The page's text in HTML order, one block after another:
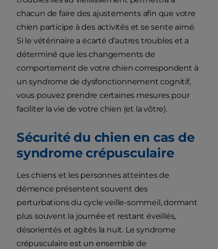
chacun de faire des ajustements afin que votre
chien participe à des activités et se sente aimé.
Si le vétérinaire a écarté d’autres troubles et a
déterminé que les changements de
comportement de votre chien correspondent à
un syndrome de dysfonctionnement cognitif,
vous pouvez prendre certaines mesures pour
faciliter la vie de votre chien (et la vôtre).
Sécurité du chien en cas de
syndrome crépusculaire
Les chiens et les personnes atteintes de
démence présentent souvent des
perturbations du cycle veille-sommeil, dormant
plus souvent la journée et restant éveillés,
désorientés et agités la nuit. Le syndrome
crépusculaire est un ensemble de